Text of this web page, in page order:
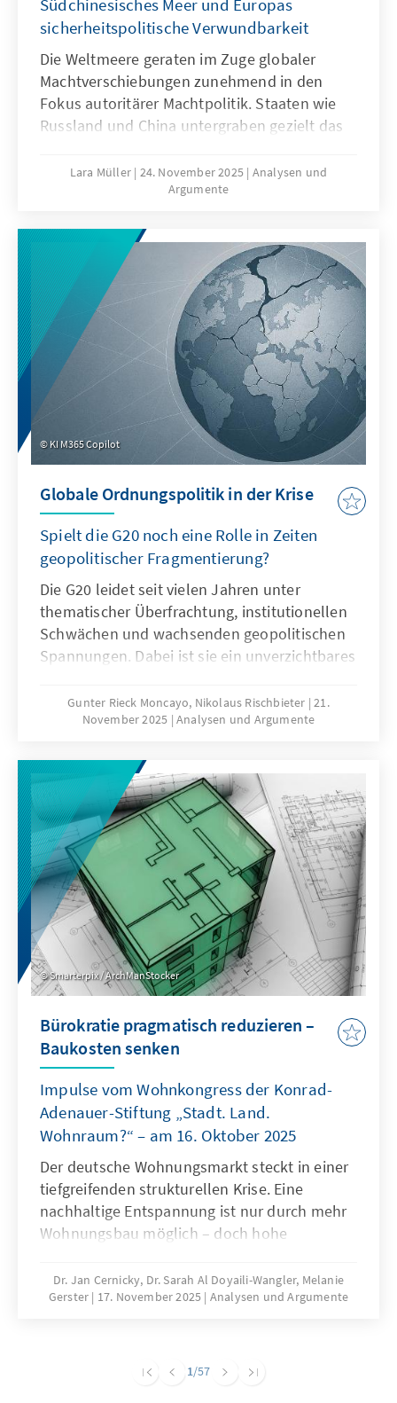
Südchinesisches Meer und Europas
sicherheitspolitische Verwundbarkeit
Die Weltmeere geraten im Zuge globaler
Machtverschiebungen zunehmend in den
Fokus autoritärer Machtpolitik. Staaten wie
Russland und China untergraben gezielt das
formen – eine Praxis, die als „Lawfare“
bekannt ist. In der Ostsee zeigen
Südchinesischen Meer demonstriert China,
wie Recht zur Machtfrage wird. Beide Fälle
verdeutlichen: Wo das Seerecht unterwandert
wird, geraten Europas Sicherheit,
Handlungsfähigkeit und die regelbasierte
Ordnung ins Wanken.
Lara Müller 24. November 2025 Analysen und
Argumente
KI M365 Copilot
Globale Ordnungspolitik in der Krise
Spielt die G20 noch eine Rolle in Zeiten
geopolitischer Fragmentierung?
Die G20 leidet seit vielen Jahren unter
thematischer Überfrachtung, institutionellen
Schwächen und wachsenden geopolitischen
Spannungen. Dabei ist sie ein unverzichtbares
muss daher ihre Legitimität und Wirksamkeit
zurückgewinnen. Dies kann nur gelingen,
konzentriert, die Troika zu einer mehrjährigen
Planungsinstanz weiterentwickelt, die OECD
als Quasi-Sekretariat institutionell stärkt und
ihre Arbeitsweise stärker auf umsetzbare
Ergebnisse ausrichtet.
Gunter Rieck Moncayo, Nikolaus Rischbieter 21.
November 2025 Analysen und Argumente
Smarterpix / ArchManStocker
Bürokratie pragmatisch reduzieren –
Baukosten senken
Impulse vom Wohnkongress der Konrad-
Adenauer-Stiftung „Stadt. Land.
Wohnraum?“ – am 16. Oktober 2025
Der deutsche Wohnungsmarkt steckt in einer
tiefgreifenden strukturellen Krise. Eine
nachhaltige Entspannung ist nur durch mehr
Wohnungsbau möglich – doch hohe
Vorgaben bremsen die Bautätigkeit erheblich.
Zur Lösung des Problems bedarf es einer
Dr. Jan Cernicky, Dr. Sarah Al Doyaili-Wangler, Melanie
Gerster
17. November 2025 Analysen und Argumente
1/57